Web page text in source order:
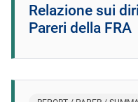
Relazione sui
Pareri della FRA